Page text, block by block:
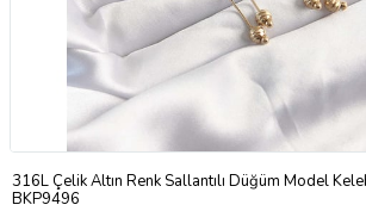
316L Çelik Altın Renk Sallantılı Düğüm Model
BKP9496